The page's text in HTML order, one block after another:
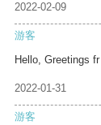
2022-02-09
游客
Hello, Greetings fr
2022-01-31
游客